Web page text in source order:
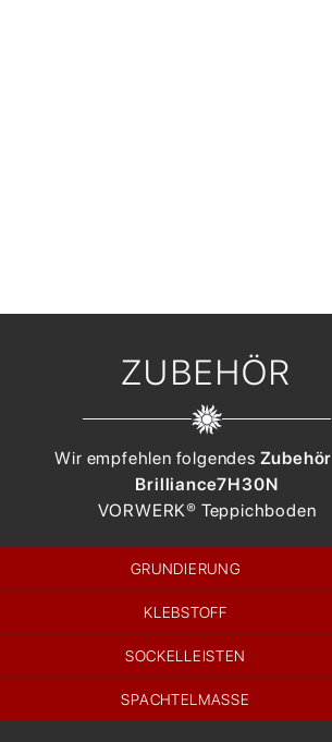
ZUBEHÖR
Wir empfehlen folgendes Zubehör
Brilliance7H30N
VORWERK® Teppichboden
GRUNDIERUNG
KLEBSTOFF
SOCKELLEISTEN
SPACHTELMASSE